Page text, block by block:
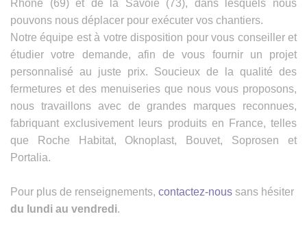
Rhône (69) et de la Savoie (73), dans lesquels nous
pouvons nous déplacer pour exécuter vos chantiers.
Notre équipe est à votre disposition pour vous conseiller et
étudier votre demande, afin de vous fournir un projet
personnalisé au juste prix. Soucieux de la qualité des
fermetures et des menuiseries que nous vous proposons,
nous travaillons avec de grandes marques reconnues,
fabriquant exclusivement leurs produits en France, telles
que Roche Habitat, Oknoplast, Bouvet, Soprosen et
Portalia.
Pour plus de renseignements, contactez-nous sans hésiter
du lundi au vendredi.